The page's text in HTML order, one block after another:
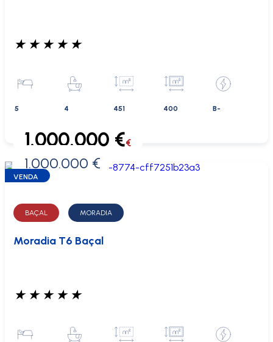
★ ★ ★ ★ ★
5 4 451 400 B-
0 €
1.000.000 €€
1.000.000 €
VENDA
BAÇAL MORADIA
Moradia T6 Baçal
★ ★ ★ ★ ★